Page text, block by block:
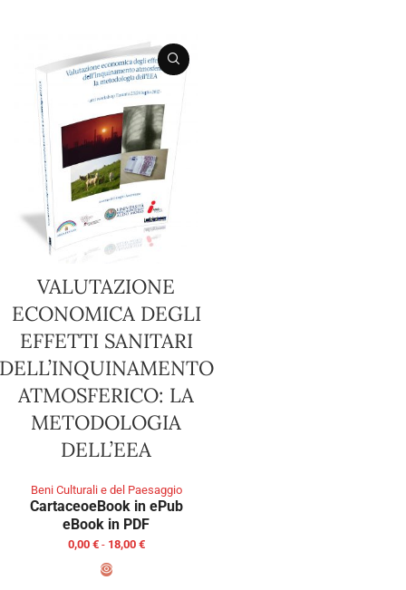
VALUTAZIONE
ECONOMICA DEGLI
EFFETTI SANITARI
ATMOSFERICO: LA
METODOLOGIA
DELL’EEA
Beni Culturali e del Paesaggio
CartaceoeBook in ePub
eBook in PDF
0,00 € - 18,00 €